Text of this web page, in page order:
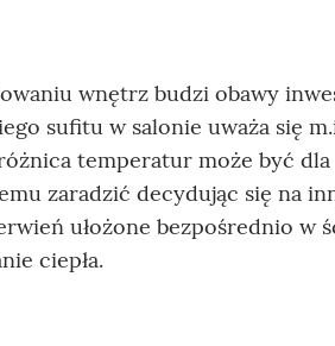
wnętrz budzi obawy
sufitu w salonie uważa się
temperatur może być dla
zaradzić decydując się na
ułożone bezpośrednio w
ciepła.